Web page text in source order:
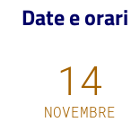
bibliotecario
Date e orari
14
NOVEMBRE